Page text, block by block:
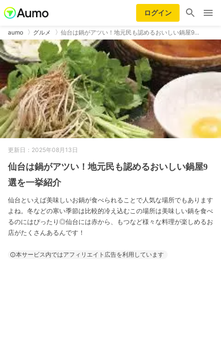
ログイン
aumo グルメ 仙台は鍋がアツい！地元民も認めるおいしい鍋屋9…
更新日：2025年08月13日
仙台は鍋がアツい！地元民も認めるおいしい鍋屋9
選を一挙紹介
仙台といえば美味しいお鍋が食べられることで人気な場所でもあります
よね。冬などの寒い季節は比較的冷え込むこの場所は美味しい鍋を食べ
るのにはぴったり◎仙台には赤から、もつなど様々な料理が楽しめるお
店がたくさんあるんです！
本サービス内ではアフィリエイト広告を利用しています